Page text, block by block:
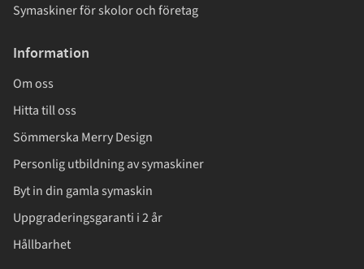
Symaskiner för skolor och företag
Information
Om oss
Hitta till oss
Sömmerska Merry Design
Personlig utbildning av symaskiner
Byt in din gamla symaskin
Uppgraderingsgaranti i 2 år
Hållbarhet